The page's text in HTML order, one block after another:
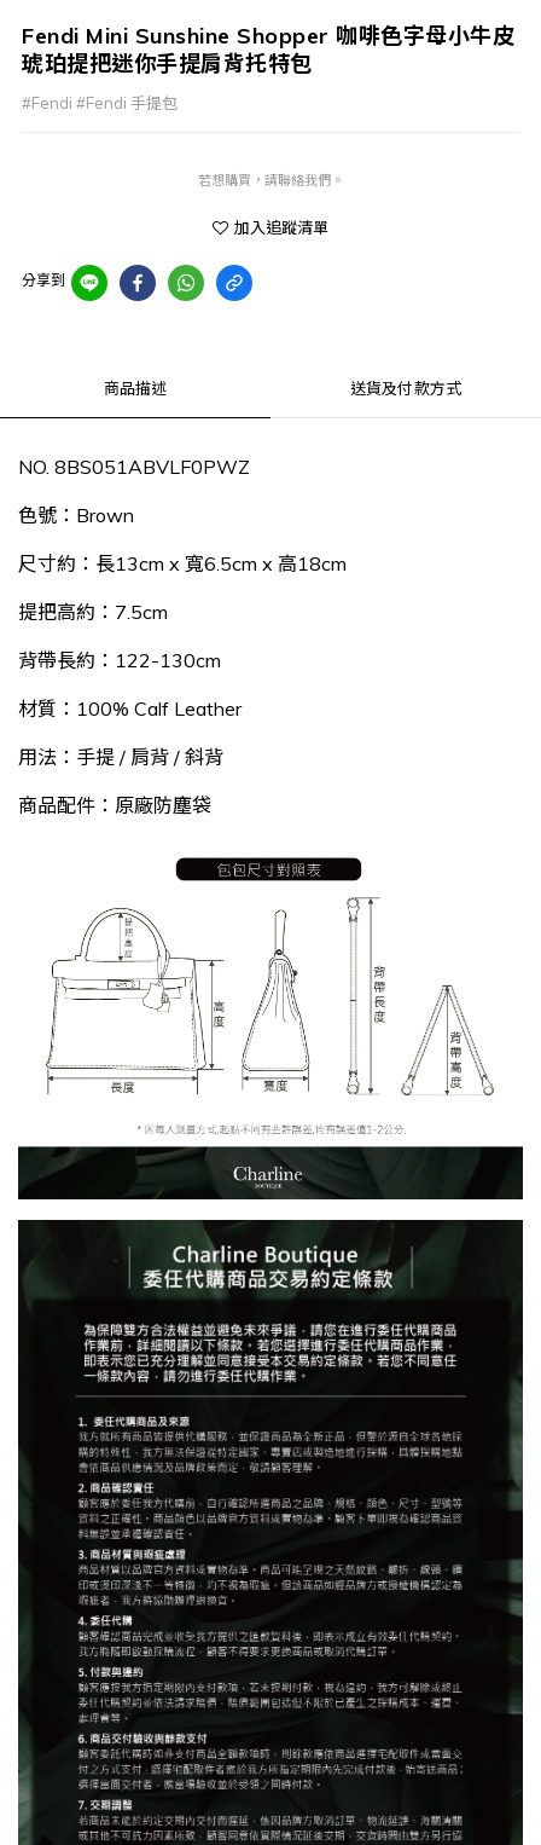
Fendi Mini Sunshine Shopper 咖啡色字母小牛皮
琥珀提把迷你手提肩背托特包
#Fendi #Fendi 手提包
若想購買，請聯絡我們。
加入追蹤清單
分享到
商品描述 送貨及付款方式
NO. 8BS051ABVLF0PWZ
色號：Brown
尺寸約：長13cm x 寬6.5cm x 高18cm
提把高約：7.5cm
背帶長約：122-130cm
材質：100% Calf Leather
用法：手提 / 肩背 / 斜背
商品配件：原廠防塵袋